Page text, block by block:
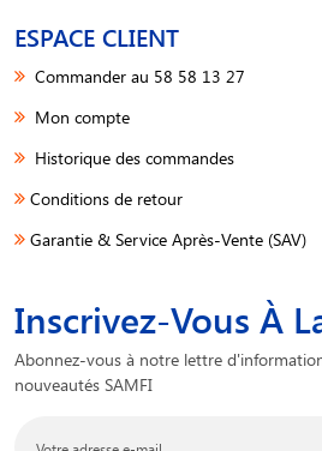
ESPACE CLIENT
Commander au 58 58 13 27
Mon compte
Historique des commandes
Conditions de retour
Garantie & Service Après-Vente (SAV)
Inscrivez-Vous À
Abonnez-vous à notre lettre
nouveautés SAMFI